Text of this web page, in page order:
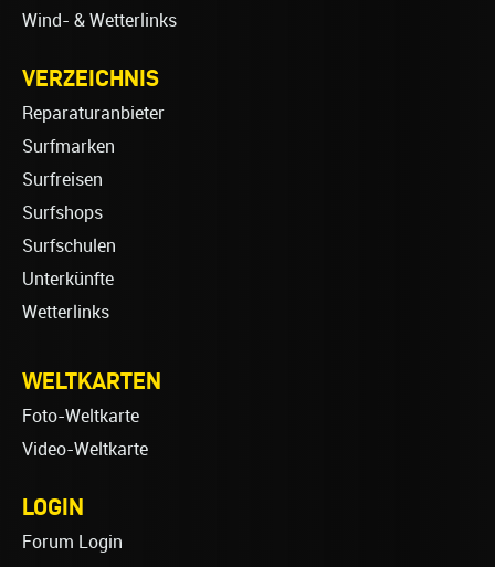
Wind- & Wetterlinks
VERZEICHNIS
Reparaturanbieter
Surfmarken
Surfreisen
Surfshops
Surfschulen
Unterkünfte
Wetterlinks
WELTKARTEN
Foto-Weltkarte
Video-Weltkarte
LOGIN
Forum Login